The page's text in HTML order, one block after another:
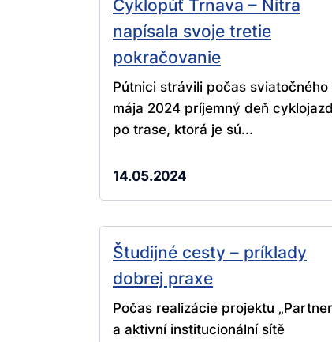
Cyklopúť Trnava – Nitra
napísala svoje tretie
pokračovanie
Pútnici strávili počas sviatočného
mája 2024 príjemný deň
po trase, ktorá je sú...
14.05.2024
Študijné cesty – príklady
dobrej praxe
Počas realizácie projektu
a aktivní institucionální sítě